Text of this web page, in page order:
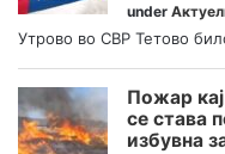
under
Утрово во СВР Тетово
Пожар
се става
избувна